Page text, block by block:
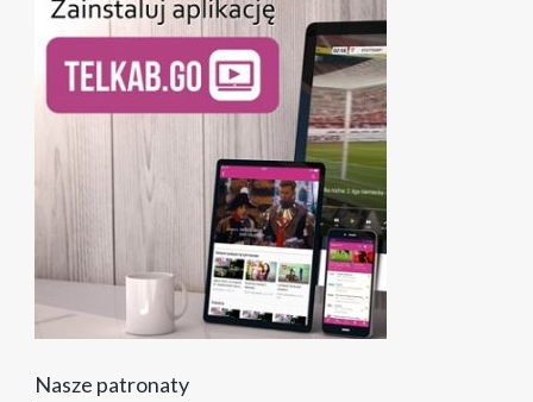
Nasze patronaty